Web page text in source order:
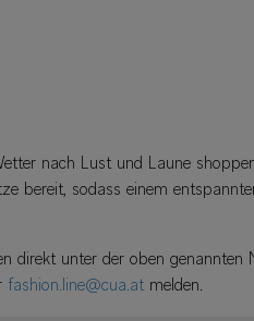
nach Lust und Laune
bereit, sodass einem
unter der oben genannten
fashion.line@cua.at melden.